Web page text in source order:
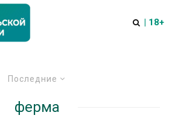
| 18+
Последние
ферма